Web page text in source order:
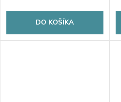
DO KOŠÍKA